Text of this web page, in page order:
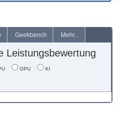
Geekbench Mehr...
Leistungsbewertung
GPU KI